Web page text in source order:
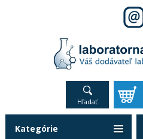
Hľadať
Kategórie